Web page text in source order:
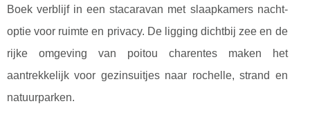
Boek verblijf in een stacaravan met slaapkamers nacht-
optie voor ruimte en privacy. De ligging dichtbij zee en de
rijke omgeving van poitou charentes maken het
aantrekkelijk voor gezinsuitjes naar rochelle, strand en
natuurparken.